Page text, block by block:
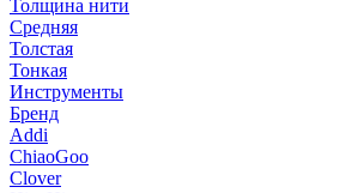
Толщина нити
Средняя
Толстая
Тонкая
Инструменты
Бренд
Addi
ChiaoGoo
Clover